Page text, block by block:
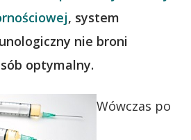
, system
nie broni
optymalny.
Wówczas po